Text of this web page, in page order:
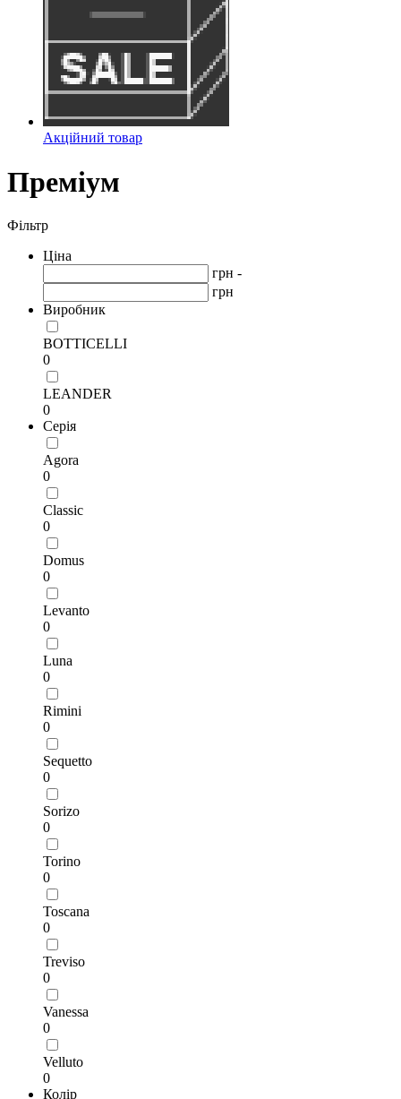
Акційний товар
Преміум
Фільтр
Ціна
грн -
грн
Виробник
BOTTICELLI
0
LEANDER
0
Серія
Agora
0
Classic
0
Domus
0
Levanto
0
Luna
0
Rimini
0
Sequetto
0
Sorizo
0
Torino
0
Toscana
0
Treviso
0
Vanessa
0
Velluto
0
Колір